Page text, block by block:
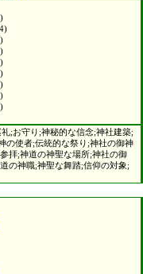
;お守り;神秘的な信念;神社建築;
の使者;伝統的な祭り;神社の御神
拝;神道の神聖な場所;神社の御
の神職;神聖な舞踏;信仰の対象;